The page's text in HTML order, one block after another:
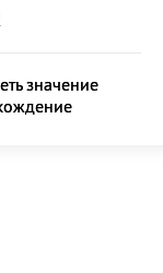
значение